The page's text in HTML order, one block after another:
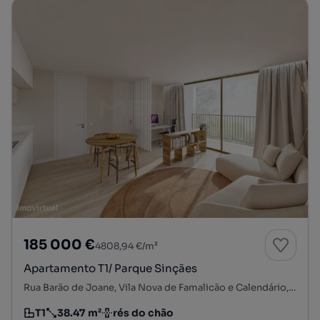
185 000 €4808,94 €/m²
Apartamento T1/ Parque Sinçães
Rua Barão de Joane, Vila Nova de Famalicão e Calendário, Vila Nova de Famalicão, Braga
T1 38.47 m² rés do chão